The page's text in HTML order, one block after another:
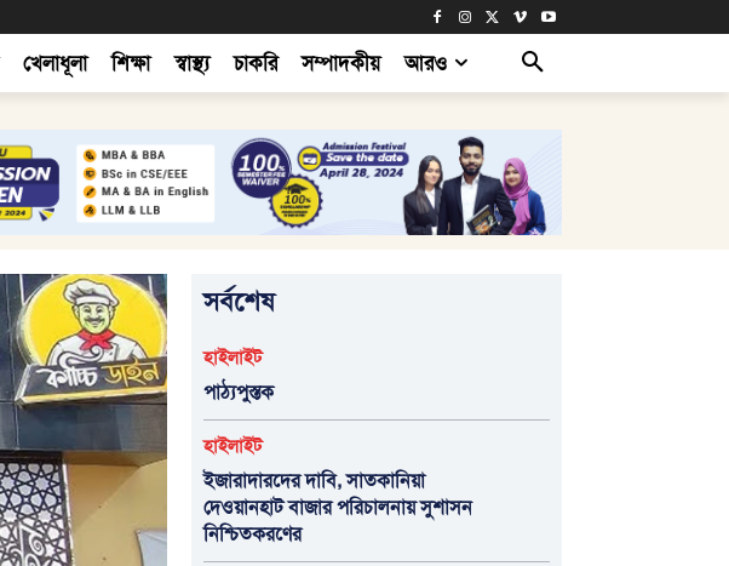
খেলাধূলা শিক্ষা স্বাস্থ্য চাকরি সম্পাদকীয় আরও
সর্বশেষ
হাইলাইট
পাঠ্যপুস্তক
হাইলাইট
ইজারাদারদের দাবি, সাতকানিয়া
দেওয়ানহাট বাজার পরিচালনায় সুশাসন
নিশ্চিতকরণের